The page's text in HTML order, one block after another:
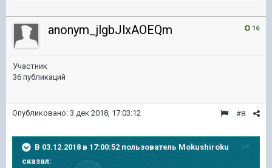
16
anonym_jlgbJlxAOEQm
Участник
36 публикаций
#8
Опубликовано: 3 дек 2018, 17:03:12
В 03.12.2018 в 17:00:52 пользователь Mokushiroku
сказал: